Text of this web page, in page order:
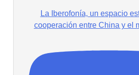
La Iberofonía, un espacio
cooperación entre China y el